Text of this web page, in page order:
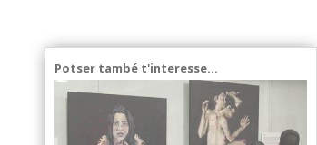
Potser també t'interesse...